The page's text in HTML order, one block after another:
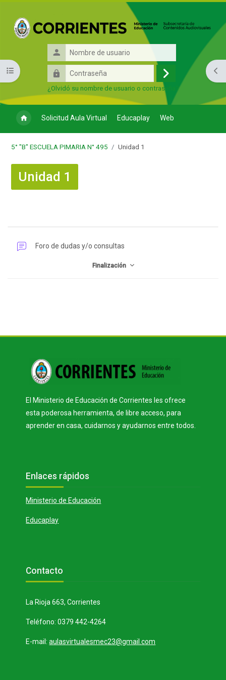
Nombre
de
usuario
Contraseña
Acceder
¿Olvidó su nombre de usuario o contraseña?
Solicitud Aula Virtual Educaplay Web
Abrir índice del curso
5° "B" ESCUELA PIMARIA N° 495 Unidad 1
Unidad 1
Bloques
Perfilado de sección
Foro de dudas y/o consultas
Finalización
El Ministerio de Educación de Corrientes les ofrece
esta poderosa herramienta, de libre acceso, para
aprender en casa, cuidarnos y ayudarnos entre todos.
Bloques
Enlaces rápidos
Ministerio de Educación
Educaplay
Bloques
Contacto
La Rioja 663, Corrientes
Teléfono: 0379 442-4264
E-mail:aulasvirtualesmec23@gmail.com